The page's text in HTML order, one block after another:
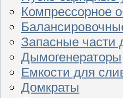
Компрессорное
Запасные части
Дымогенераторы
Емкости для
Домкраты